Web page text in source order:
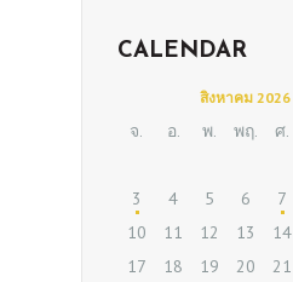
CALENDAR
สิงหาคม 2026
จ.
อ. พ. พฤ. ศ.
3
4 5 6 7
10
11 12 13 14
17
18 19 20 21